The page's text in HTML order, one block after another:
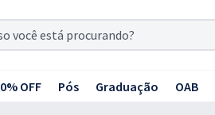
OFF Pós Graduação OAB